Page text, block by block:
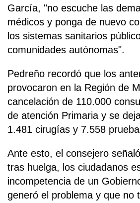
García, "no escuche las
médicos y ponga de nuevo
los sistemas sanitarios
comunidades autónomas".
Pedreño recordó que los
provocaron en la Región de
cancelación de 110.000
de atención Primaria y se
1.481 cirugías y 7.558
Ante esto, el consejero
tras huelga, los ciudadanos
incompetencia de un
generó el problema y que no